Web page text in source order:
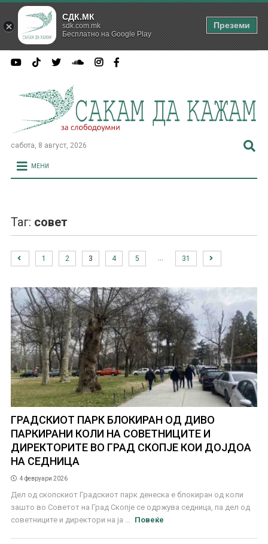
сабота, 8 август, 2026
МЕНИ
Таг: совет
1 2 3 4 5 31
ГРАДСКИОТ ПАРК БЛОКИРАН ОД ДИВО
ПАРКИРАНИ КОЛИ НА СОВЕТНИЦИТЕ И
ДИРЕКТОРИТЕ ВО ГРАД СКОПЈЕ КОИ ДОЈДОА
НА СЕДНИЦА
4 февруари 2026
Дел од скопскиот Градскиот парк денеска е блокиран од коли
зашто во Советот на Град Скопје се одржува седница, па дел од
советниците и директори на ја ...
Повеќе
СДК.МК
sdk.com.mk
Бесплатно на Google Play
Преземи